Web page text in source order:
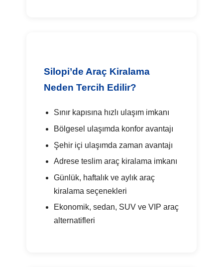
Silopi’de Araç Kiralama
Neden Tercih Edilir?
Sınır kapısına hızlı ulaşım imkanı
Bölgesel ulaşımda konfor avantajı
Şehir içi ulaşımda zaman avantajı
Adrese teslim araç kiralama imkanı
Günlük, haftalık ve aylık araç
kiralama seçenekleri
Ekonomik, sedan, SUV ve VIP araç
alternatifleri